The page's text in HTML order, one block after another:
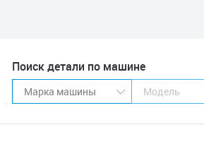
Поиск детали по машине